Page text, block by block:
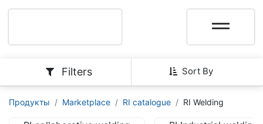
Sort By
Filters
Продукты Marketplace RI catalogue RI Welding